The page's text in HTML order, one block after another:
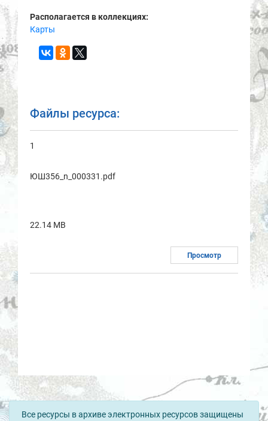
Располагается в коллекциях:
Карты
Файлы ресурса:
1
ЮШ356_n_000331.pdf
22.14 MB
Просмотр
Все ресурсы в архиве электронных ресурсов защищены